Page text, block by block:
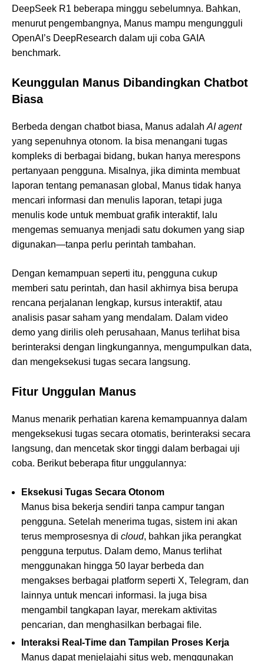
DeepSeek R1 beberapa minggu sebelumnya. Bahkan,
menurut pengembangnya, Manus mampu mengungguli
OpenAI’s DeepResearch dalam uji coba GAIA
benchmark.
Keunggulan Manus Dibandingkan Chatbot
Biasa
Berbeda dengan chatbot biasa, Manus adalahAI agent
yang sepenuhnya otonom. Ia bisa menangani tugas
kompleks di berbagai bidang, bukan hanya merespons
pertanyaan pengguna. Misalnya, jika diminta membuat
laporan tentang pemanasan global, Manus tidak hanya
mencari informasi dan menulis laporan, tetapi juga
menulis kode untuk membuat grafik interaktif, lalu
mengemas semuanya menjadi satu dokumen yang siap
digunakan—tanpa perlu perintah tambahan.
Dengan kemampuan seperti itu, pengguna cukup
memberi satu perintah, dan hasil akhirnya bisa berupa
rencana perjalanan lengkap, kursus interaktif, atau
analisis pasar saham yang mendalam. Dalam video
demo yang dirilis oleh perusahaan, Manus terlihat bisa
berinteraksi dengan lingkungannya, mengumpulkan data,
dan mengeksekusi tugas secara langsung.
Fitur Unggulan Manus
Manus menarik perhatian karena kemampuannya dalam
mengeksekusi tugas secara otomatis, berinteraksi secara
langsung, dan mencetak skor tinggi dalam berbagai uji
coba. Berikut beberapa fitur unggulannya:
Eksekusi Tugas Secara Otonom
Manus bisa bekerja sendiri tanpa campur tangan
pengguna. Setelah menerima tugas, sistem ini akan
terus memprosesnya di cloud, bahkan jika perangkat
pengguna terputus. Dalam demo, Manus terlihat
menggunakan hingga 50 layar berbeda dan
mengakses berbagai platform seperti X, Telegram, dan
lainnya untuk mencari informasi. Ia juga bisa
mengambil tangkapan layar, merekam aktivitas
pencarian, dan menghasilkan berbagai file.
Interaksi Real-Time dan Tampilan Proses Kerja
Manus dapat menjelajahi situs web, menggunakan